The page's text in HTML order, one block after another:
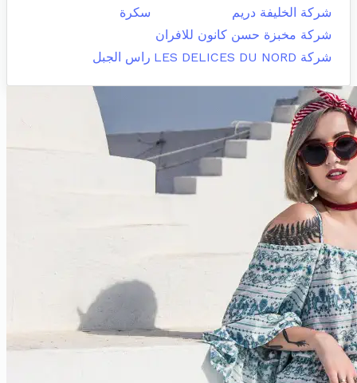
شركة الخليفة دريم
سكرة
شركة مخبزة حسن كانون للافران
شركة LES DELICES DU NORD
راس الجبل